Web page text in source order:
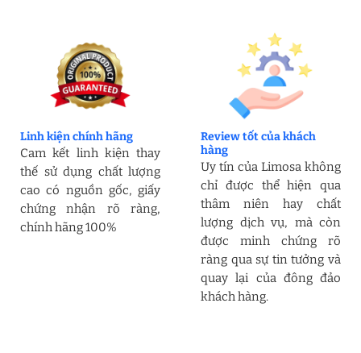
Linh kiện chính hãng
Cam kết linh kiện thay
thế sử dụng chất lượng
cao có nguồn gốc, giấy
chứng nhận rõ ràng,
chính hãng 100%
Review tốt của khách
hàng
Uy tín của Limosa không
chỉ được thể hiện qua
thâm niên hay chất
lượng dịch vụ, mà còn
được minh chứng rõ
ràng qua sự tin tưởng và
quay lại của đông đảo
khách hàng.